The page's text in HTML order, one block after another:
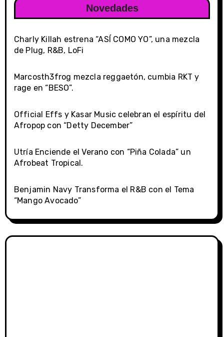
Novedades
Charly Killah estrena “ASÍ COMO YO”, una mezcla
de Plug, R&B, LoFi
Marcosth3frog mezcla reggaetón, cumbia RKT y
rage en “BESO”.
Official Effs y Kasar Music celebran el espíritu del
Afropop con “Detty December”
Utría Enciende el Verano con “Piña Colada” un
Afrobeat Tropical.
Benjamin Navy Transforma el R&B con el Tema
“Mango Avocado”